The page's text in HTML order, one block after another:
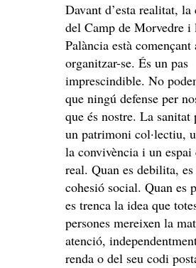
Davant d’esta realitat, la
del Camp de Morvedre i
Palància està començant
organitzar-se. És un pas
imprescindible. No
que ningú defense per
que és nostre. La sanitat
un patrimoni col·lectiu,
la convivència i un espai
real. Quan es debilita,
cohesió social. Quan es
es trenca la idea que
persones mereixen la
atenció,
renda o del seu codi